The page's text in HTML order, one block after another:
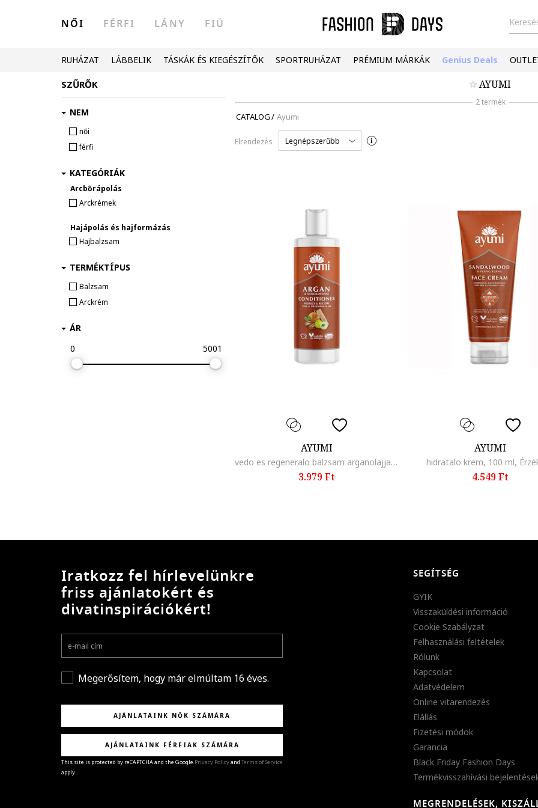
NŐI FÉRFI LÁNY FIÚ
RUHÁZAT LÁBBELIK TÁSKÁK ÉS KIEGÉSZÍTŐK SPORTRUHÁZAT PRÉMIUM MÁRKÁK Genius Deals
AYUMI
2 termék
CATALOG/ Ayumi
Elrendezés Legnépszerűbb
AYUMI
vedo es regeneralo balzsam arganolajjal es szantalfaval, Vékonyszálú
3.979 Ft
AYUMI
hidratalo krem, 100 ml,
4.549 Ft
SZŰRŐK
NEM
női
férfi
KATEGÓRIÁK
Arcbőrápolás
Arckrémek
Hajápolás és hajformázás
Hajbalzsam
TERMÉKTÍPUS
Balzsam
Arckrém
ÁR
0
5001
Iratkozz fel hírlevelünkre
friss ajánlatokért és
divatinspirációkért!
Megerősítem, hogy már elmúltam 16 éves.
AJÁNLATAINK NŐK SZÁMÁRA
AJÁNLATAINK FÉRFIAK SZÁMÁRA
This site is protected by reCAPTCHA and the Google Privacy Policyand Terms of Service
apply.
SEGÍTSÉG
GYIK
Visszaküldési információ
Cookie Szabályzat
Felhasználási feltételek
Rólunk
Kapcsolat
Adatvédelem
Online vitarendezés
Elállás
Fizetési módok
Garancia
Black Friday Fashion Days
Termékvisszahívási
MEGRENDELÉSEK,